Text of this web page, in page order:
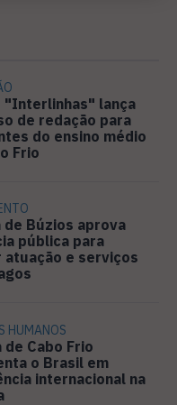
"Interlinhas" lança
de redação para
do ensino médio
Frio
de Búzios aprova
pública para
e serviços
HUMANOS
Cabo Frio
o Brasil em
internacional na